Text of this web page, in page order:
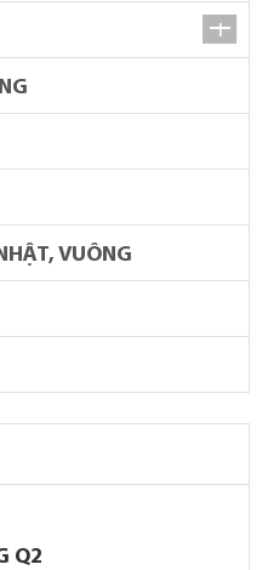
VUÔNG
Q2